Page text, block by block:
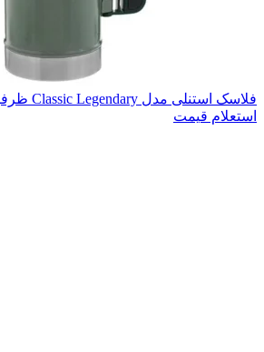
فلاسک استنلی مدل Classic Legendary ظرفیت 1.9 لیتر
استعلام قیمت